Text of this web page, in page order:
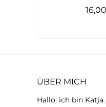
ÜBER MICH
Hallo, ich bin